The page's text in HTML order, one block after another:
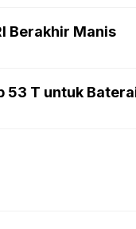
Berakhir Manis
53 T untuk